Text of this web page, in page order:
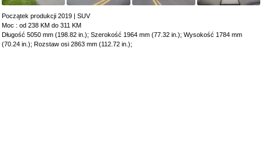
Początek produkcji 2019 | SUV
Moc : od 238 KM do 311 KM
Długość 5050 mm (198.82 in.); Szerokość 1964 mm (77.32 in.); Wysokość 1784 mm
(70.24 in.); Rozstaw osi 2863 mm (112.72 in.);